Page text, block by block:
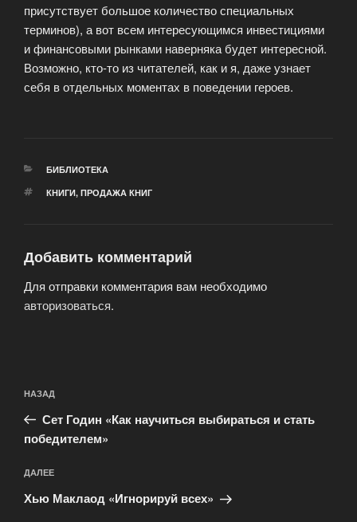
присутствует большое количество специальных
терминов), а вот всем интересующимся инвестициями
и финансовыми рынками наверняка будет интересной.
Возможно, кто-то из читателей, как и я, даже узнает
себя в отдельных моментах в поведении героев.
РУБРИКИ
БИБЛИОТЕКА
МЕТКИ
КНИГИ, ПРОДАЖА КНИГ
Добавить комментарий
Для отправки комментария вам необходимо
авторизоваться.
по
записям
Предыдущая
запись:
НАЗАД
Сет Годин «Как научиться выбираться и стать
победителем»
Следующая
запись
ДАЛЕЕ
Хью Маклаод «Игнорируй всех»